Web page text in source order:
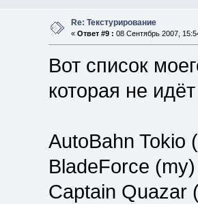
Re: Текстурирование
« Ответ #9 : 08 Сентябрь 2007,
Вот список
которая не
AutoBahn Tokio
BladeForce (my)
Captain Quazar